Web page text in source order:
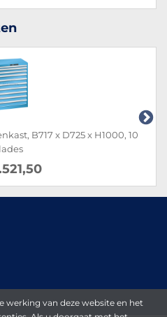
B717 x D725 x H1000, 10
lades
werking van deze website en het